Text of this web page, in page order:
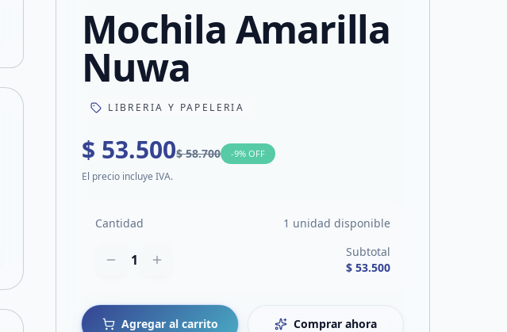
Compartir en Facebook
Compartir en XMochila Amarilla
Nuwa
LIBRERIA Y PAPELERIA
$ 53.500$ 58.700 -9% OFF
El precio incluye IVA.
Cantidad 1 unidad disponible
1
Subtotal
$ 53.500
Agregar al carrito Comprar ahora